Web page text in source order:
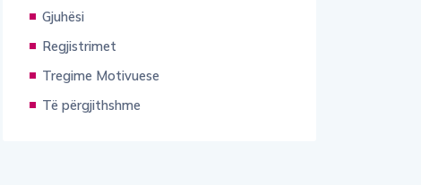
Gjuhësi
Regjistrimet
Tregime Motivuese
Të përgjithshme